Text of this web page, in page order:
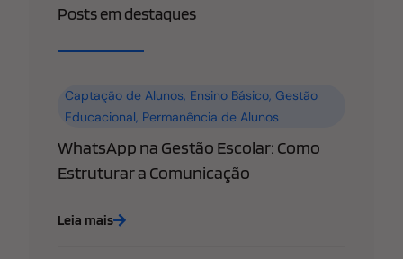
Posts em destaques
Captação de Alunos, Ensino Básico,Gestão
Educacional, Permanência de Alunos
WhatsApp na Gestão Escolar: Como
Estruturar a Comunicação
Leia mais